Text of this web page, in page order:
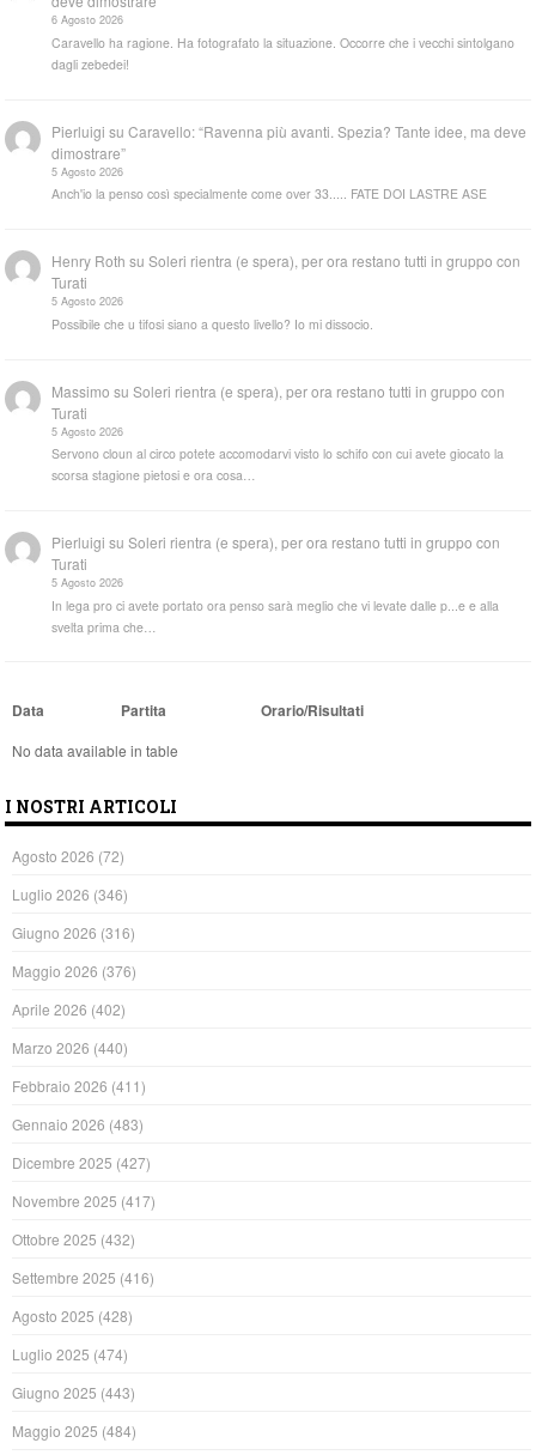
6 Agosto 2026
Caravello ha ragione. Ha fotografato la situazione. Occorre che i vecchi sintolgano
dagli zebedei!
Pierluigi suCaravello: “Ravenna più avanti. Spezia? Tante idee, ma deve
dimostrare”
5 Agosto 2026
Anch'io la penso così specialmente come over 33..... FATE DOI LASTRE ASE
Henry Roth suSoleri rientra (e spera), per ora restano tutti in gruppo con
Turati
5 Agosto 2026
Possibile che u tifosi siano a questo livello? Io mi dissocio.
Massimo suSoleri rientra (e spera), per ora restano tutti in gruppo con
Turati
5 Agosto 2026
Servono cloun al circo potete accomodarvi visto lo schifo con cui avete giocato la
scorsa stagione pietosi e ora cosa…
Pierluigi suSoleri rientra (e spera), per ora restano tutti in gruppo con
Turati
5 Agosto 2026
In lega pro ci avete portato ora penso sarà meglio che vi levate dalle p...e e alla
svelta prima che…
Data Partita Orario/Risultati
No data available in table
I NOSTRI ARTICOLI
Agosto 2026 (72)
Luglio 2026 (346)
Giugno 2026 (316)
Maggio 2026 (376)
Aprile 2026 (402)
Marzo 2026 (440)
Febbraio 2026 (411)
Gennaio 2026 (483)
Dicembre 2025 (427)
Novembre 2025 (417)
Ottobre 2025 (432)
Settembre 2025 (416)
Agosto 2025 (428)
Luglio 2025 (474)
Giugno 2025 (443)
Maggio 2025 (484)